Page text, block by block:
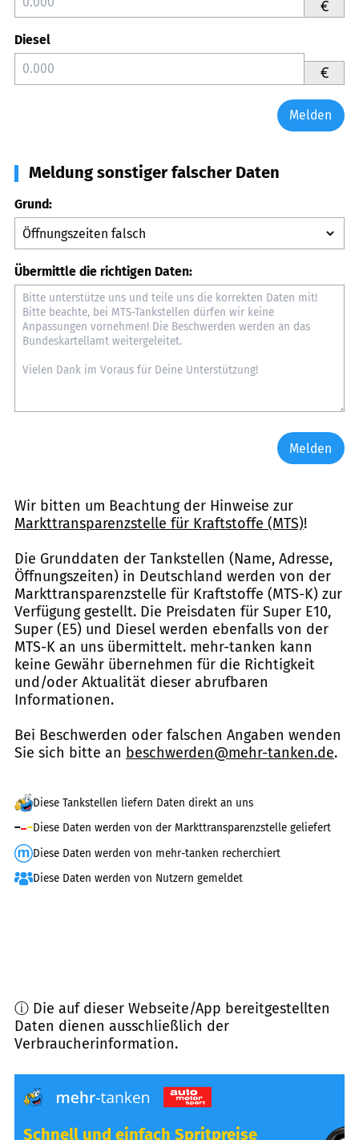
€
Diesel
€
Melden
Meldung sonstiger falscher Daten
Grund:
Übermittle die richtigen Daten:
Melden
Wir bitten um Beachtung der Hinweise zur
Markttransparenzstelle für Kraftstoffe (MTS)!
Die Grunddaten der Tankstellen (Name, Adresse,
Öffnungszeiten) in Deutschland werden von der
Markttransparenzstelle für Kraftstoffe (MTS-K) zur
Verfügung gestellt. Die Preisdaten für Super E10,
Super (E5) und Diesel werden ebenfalls von der
MTS-K an uns übermittelt. mehr-tanken kann
keine Gewähr übernehmen für die Richtigkeit
und/oder Aktualität dieser abrufbaren
Informationen.
Bei Beschwerden oder falschen Angaben wenden
Sie sich bitte an beschwerden@mehr-tanken.de.
Diese Tankstellen liefern Daten direkt an uns
Diese Daten werden von der Markttransparenzstelle geliefert
Diese Daten werden von mehr-tanken recherchiert
Diese Daten werden von Nutzern gemeldet
ⓘ Die auf dieser Webseite/App bereitgestellten
Daten dienen ausschließlich der
Verbraucherinformation.
Schnell und einfach Spritpreise